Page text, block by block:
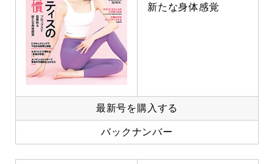
新たな身体感覚
最新号を購入する
バックナンバー